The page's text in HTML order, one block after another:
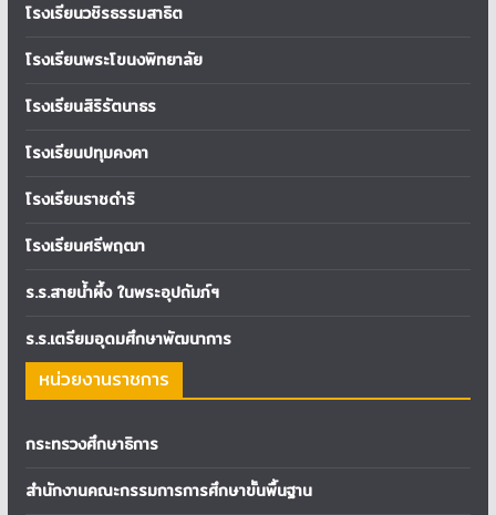
โรงเรียนวชิรธรรมสาธิต
โรงเรียนพระโขนงพิทยาลัย
โรงเรียนสิริรัตนาธร
โรงเรียนปทุมคงคา
โรงเรียนราชดำริ
โรงเรียนศรีพฤฒา
ร.ร.สายน้ำผึ้ง ในพระอุปถัมภ์ฯ
ร.ร.เตรียมอุดมศึกษาพัฒนาการ
หน่วยงานราชการ
กระทรวงศึกษาธิการ
สำนักงานคณะกรรมการการศึกษาขั้นพื้นฐาน